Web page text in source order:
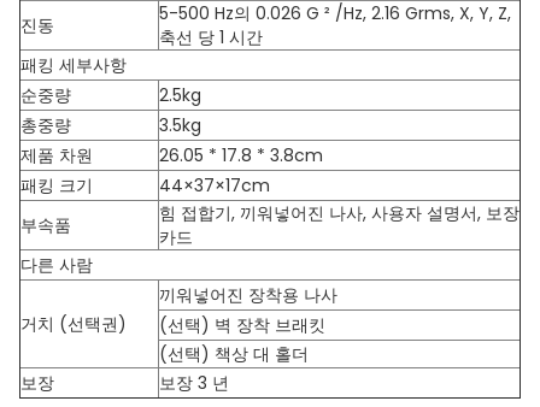
진동
5-500 Hz의 0.026 G ² /Hz, 2.16 Grms, X, Y, Z,
축선 당 1 시간
패킹 세부사항
순중량
2.5kg
총중량
3.5kg
제품 차원
26.05 * 17.8 * 3.8cm
패킹 크기
44×37×17cm
부속품
힘 접합기, 끼워넣어진 나사, 사용자 설명서, 보장
카드
다른 사람
거치 (선택권)
끼워넣어진 장착용 나사
(선택) 벽 장착 브래킷
(선택) 책상 대 홀더
보장
보장 3 년